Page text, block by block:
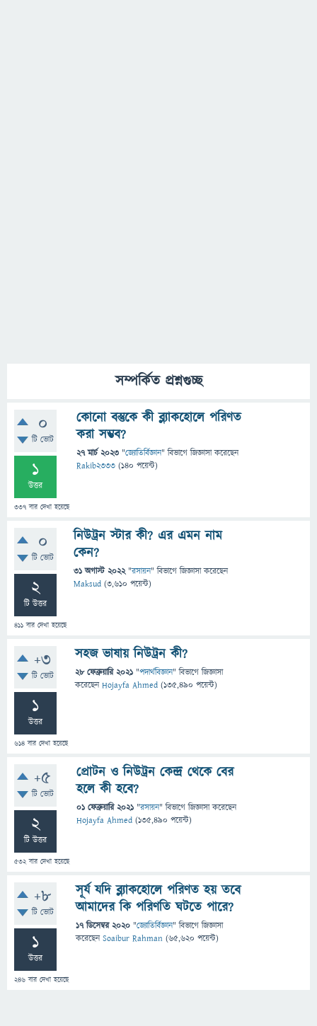
সম্পর্কিত প্রশ্নগুচ্ছ
0
টি ভোট
1
উত্তর
337 বার দেখা হয়েছে
কোনো বস্তুকে কী ব্ল্যাকহোলে পরিণত
করা সম্ভব?
27 মার্চ 2023 "জ্যোতির্বিজ্ঞান" বিভাগে জিজ্ঞাসাকরেছেন
Rakib2333 (140 পয়েন্ট)
0
টি ভোট
2
টি উত্তর
411 বার দেখা হয়েছে
নিউট্রন স্টার কী? এর এমন নাম
কেন?
31 অগাস্ট 2022 "রসায়ন" বিভাগে জিজ্ঞাসাকরেছেন
Maksud (3,610 পয়েন্ট)
+3
টি ভোট
1
উত্তর
614 বার দেখা হয়েছে
সহজ ভাষায় নিউট্রন কী?
28 ফেব্রুয়ারি 2021 "পদার্থবিজ্ঞান" বিভাগে জিজ্ঞাসা
করেছেনHojayfa Ahmed (135,490 পয়েন্ট)
+5
টি ভোট
2
টি উত্তর
532বার দেখা হয়েছে
প্রোটন ও নিউট্রন কেন্দ্র থেকে বের
হলে কী হবে?
01 ফেব্রুয়ারি 2021 "রসায়ন" বিভাগে জিজ্ঞাসাকরেছেন
Hojayfa Ahmed (135,490 পয়েন্ট)
+8
টি ভোট
1
উত্তর
246 বার দেখা হয়েছে
সূর্য যদি ব্ল্যাকহোলে পরিণত হয় তবে
আমাদের কি পরিণতি ঘটতে পারে?
17 ডিসেম্বর 2020 "জ্যোতির্বিজ্ঞান" বিভাগে জিজ্ঞাসা
করেছেনSoaibur Rahman (65,620 পয়েন্ট)